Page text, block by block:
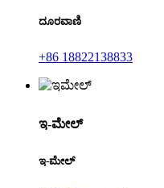
ದೂರವಾಣಿ
+86 18822138833
ಇ-ಮೇಲ್
ಇ-ಮೇಲ್